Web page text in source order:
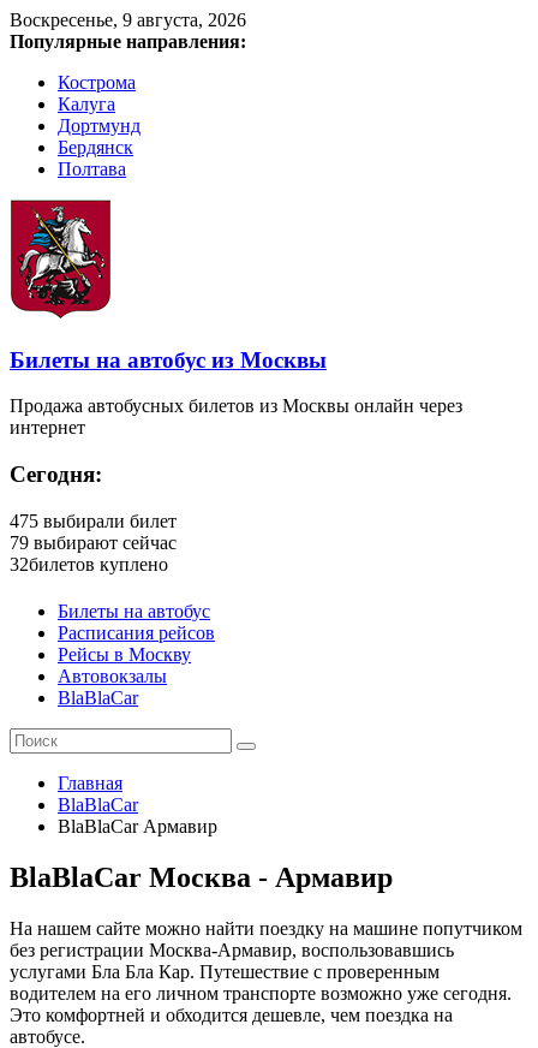
Воскресенье, 9 августа, 2026
Популярные направления:
Кострома
Калуга
Дортмунд
Бердянск
Полтава
Билеты на автобус из Москвы
Продажа автобусных билетов из Москвы онлайн через
интернет
Сегодня:
475 выбирали билет
79 выбирают сейчас
32билетов куплено
Билеты на автобус
Расписания рейсов
Рейсы в Москву
Автовокзалы
BlaBlaCar
Главная
BlaBlaCar
BlaBlaCar Армавир
BlaBlaCar Москва - Армавир
На нашем сайте можно найти поездку на машине попутчиком
без регистрации Москва-Армавир, воспользовавшись
услугами Бла Бла Кар. Путешествие с проверенным
водителем на его личном транспорте возможно уже сегодня.
Это комфортней и обходится дешевле, чем поездка на
автобусе.